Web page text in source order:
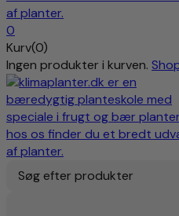
0
Kurv(0)
Ingen produkter i kurven.
Søg efter produkter